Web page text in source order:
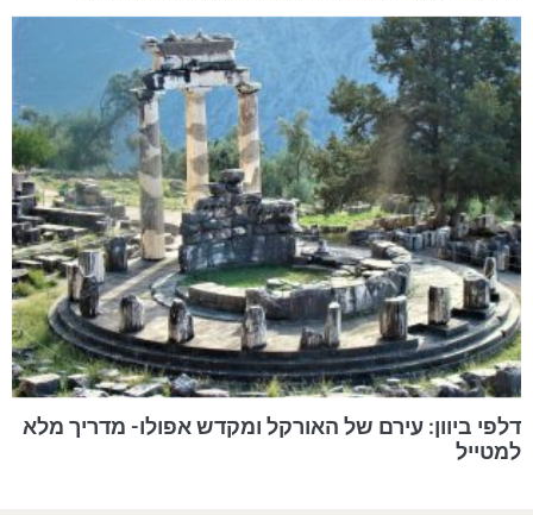
דלפי ביוון: עירם של האורקל ומקדש אפולו- מדריך מלא
למטייל